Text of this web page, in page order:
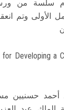
سلسة من ورش
for Developing a
أحمد حسنيين